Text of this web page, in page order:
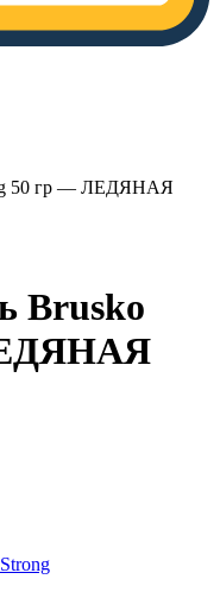
50 гр — ЛЕДЯНАЯ
Brusko